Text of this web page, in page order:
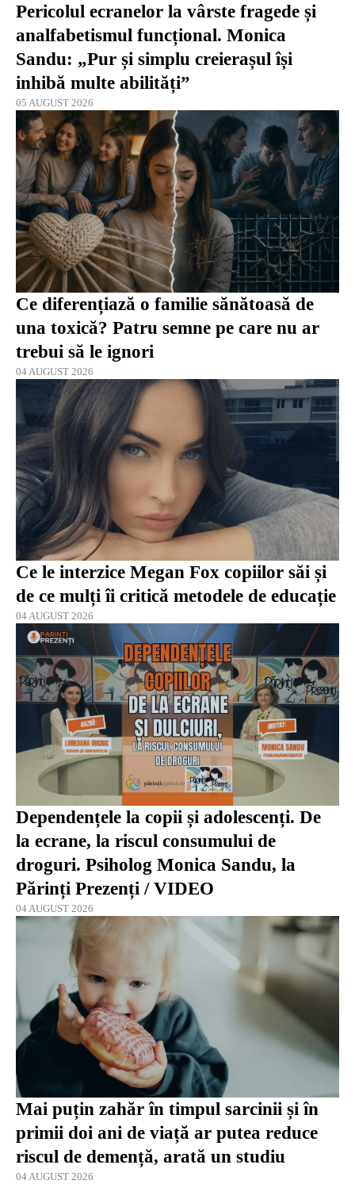
Pericolul ecranelor la vârste fragede și
analfabetismul funcțional. Monica
Sandu: „Pur și simplu creierașul își
inhibă multe abilități”
05 AUGUST 2026
Ce diferențiază o familie sănătoasă de
una toxică? Patru semne pe care nu ar
trebui să le ignori
04 AUGUST 2026
Ce le interzice Megan Fox copiilor săi și
de ce mulți îi critică metodele de educație
04 AUGUST 2026
Dependențele la copii și adolescenți. De
la ecrane, la riscul consumului de
droguri. Psiholog Monica Sandu, la
Părinți Prezenți / VIDEO
04 AUGUST 2026
Mai puțin zahăr în timpul sarcinii și în
primii doi ani de viață ar putea reduce
riscul de demență, arată un studiu
04 AUGUST 2026